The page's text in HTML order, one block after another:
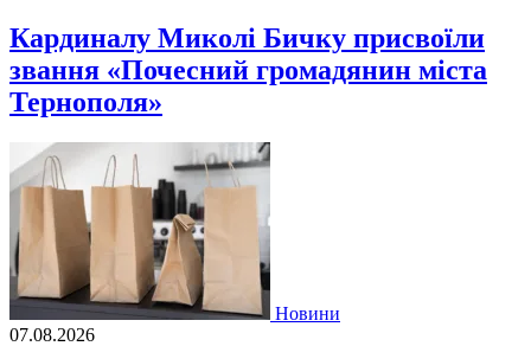
Кардиналу Миколі Бичку присвоїли
звання «Почесний громадянин міста
Тернополя»
Новини
07.08.2026